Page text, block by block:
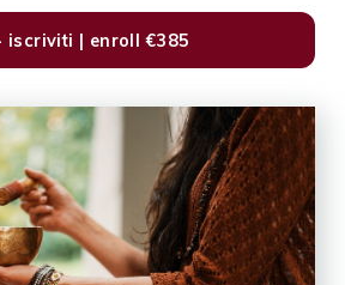
iscriviti | enroll €385